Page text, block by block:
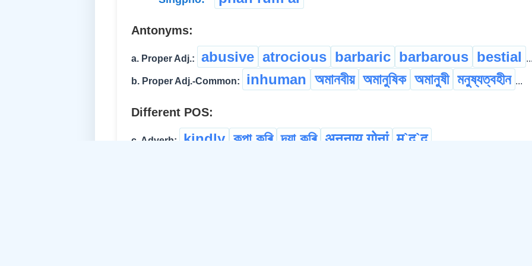
Antonyms:
a. Proper Adj.: abusive atrocious barbaric barbarous bestial ...
b. Proper Adj.-Common: inhuman অমানবীয় অমানুষিক অমানুষী মনুষ্যত্বহীন ...
Different POS:
c. Adverb: kindly কৃপা কৰি দয়া কৰি अननाय गोनां म`द`द